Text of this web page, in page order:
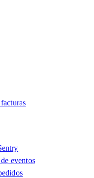
eventos